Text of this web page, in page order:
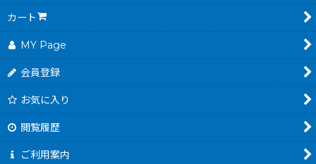
カート
MY Page
会員登録
お気に入り
閲覧履歴
ご利用案内